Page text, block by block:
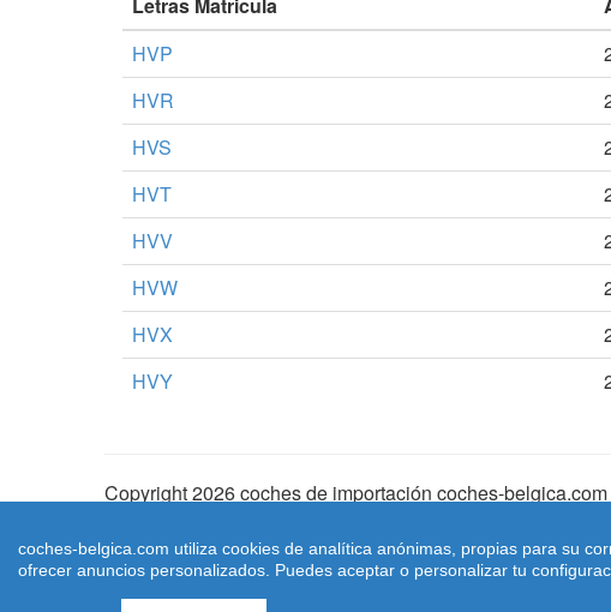
HVP
HVR
HVS
HVT
HVV
HVW
HVX
HVY
Copyright 2026 coches de importación coches-belgica.com
coches-belgica.com utiliza cookies de analítica anónimas, propias para su
ofrecer anuncios personalizados. Puedes aceptar o personalizar tu